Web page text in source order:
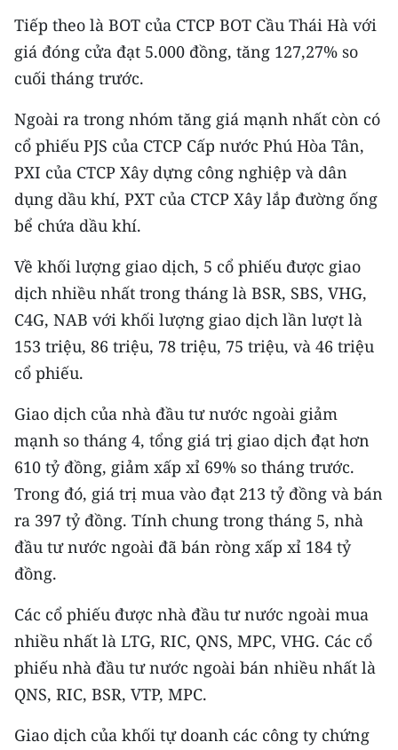
Media Pháp luật
Media Du lịch
Media Thể thao
Media Giáo dục
Media Y tế
Media Khoa học - Công nghệ
Media Môi trường
Ảnh
Infographic
TIN MỚI
TIN ĐỊA PHƯƠNG
Trung du và miền núi phía Bắc
Đồng bằng sông Hồng
Duyên hải Nam Trung Bộ và Tây
Nguyên
Đông Nam Bộ
Đồng bằng sông Cửu Long
Tiếp theo là BOT của CTCP BOT Cầu Thái Hà với
giá đóng cửa đạt 5.000 đồng, tăng 127,27% so
cuối tháng trước.
Ngoài ra trong nhóm tăng giá mạnh nhất còn có
cổ phiếu PJS của CTCP Cấp nước Phú Hòa Tân,
PXI của CTCP Xây dựng công nghiệp và dân
dụng dầu khí, PXT của CTCP Xây lắp đường ống
bể chứa dầu khí.
Về khối lượng giao dịch, 5 cổ phiếu được giao
dịch nhiều nhất trong tháng là BSR, SBS, VHG,
C4G, NAB với khối lượng giao dịch lần lượt là
153 triệu, 86 triệu, 78 triệu, 75 triệu, và 46 triệu
cổ phiếu.
Giao dịch của nhà đầu tư nước ngoài giảm
mạnh so tháng 4, tổng giá trị giao dịch đạt hơn
610 tỷ đồng, giảm xấp xỉ 69% so tháng trước.
Trong đó, giá trị mua vào đạt 213 tỷ đồng và bán
ra 397 tỷ đồng. Tính chung trong tháng 5, nhà
đầu tư nước ngoài đã bán ròng xấp xỉ 184 tỷ
đồng.
Các cổ phiếu được nhà đầu tư nước ngoài mua
nhiều nhất là LTG, RIC, QNS, MPC, VHG. Các cổ
phiếu nhà đầu tư nước ngoài bán nhiều nhất là
QNS, RIC, BSR, VTP, MPC.
Giao dịch của khối tự doanh các công ty chứng